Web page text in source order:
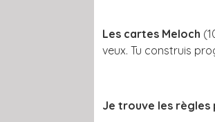
Les cartes Meloch
veux. Tu construis
Je trouve les règles